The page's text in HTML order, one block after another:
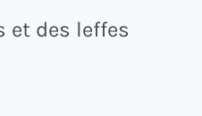
et des leffes